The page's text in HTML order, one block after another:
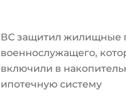
ВС защитил жилищные
военнослужащего,
включили в
ипотечную систему